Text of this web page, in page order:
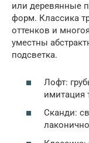
или деревянные
форм. Классика
оттенков и
уместны
подсветка.
Лофт:
имитация
Сканди: